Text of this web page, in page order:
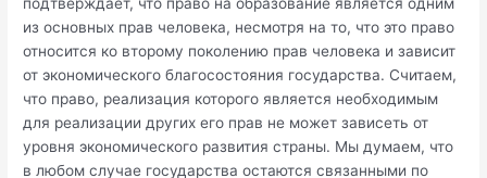
из основных прав человека, несмотря на то, что это право
относится ко второму поколению прав человека и зависит
от экономического благосостояния государства. Считаем,
что право, реализация которого является необходимым
для реализации других его прав не может зависеть от
уровня экономического развития страны. Мы думаем, что
в любом случае государства остаются связанными по